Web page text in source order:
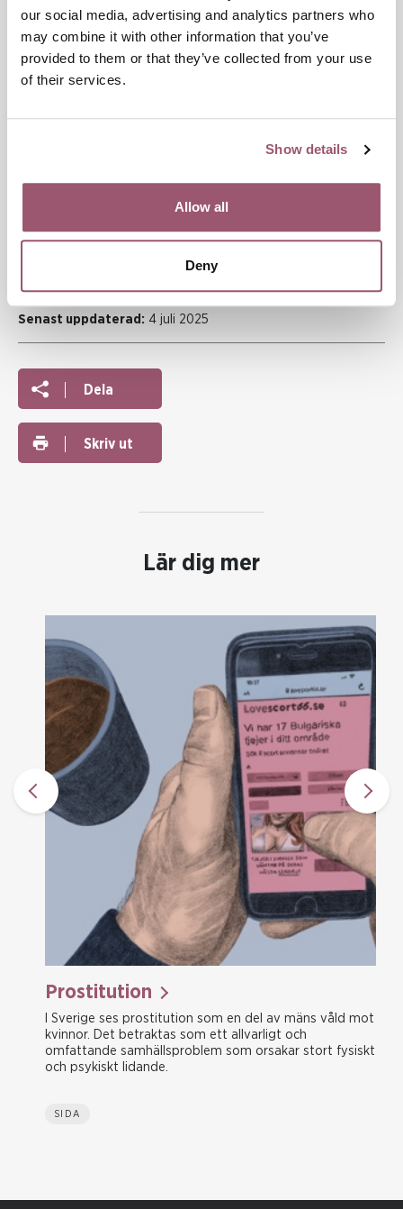
our social media, advertising and analytics partners who
may combine it with other information that you’ve
provided to them or that they’ve collected from your use
of their services.
Show details
Allow all
Deny
Var kan utsatta söka stöd?
som vill sluta köpa sex?
Publiceringsdatum:29 mars 2023
Senast uppdaterad: 4 juli 2025
Dela
Skriv ut
Lär dig mer
Prostitution
I Sverige ses prostitution som en del av mäns våld mot
kvinnor. Det betraktas som ett allvarligt och
omfattande samhällsproblem som orsakar stort fysiskt
och psykiskt lidande.
SIDA